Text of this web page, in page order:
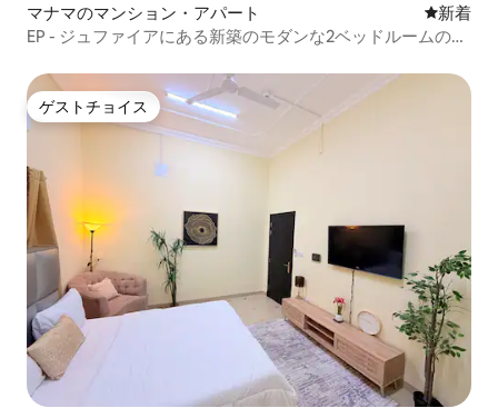
マナマのマンション・アパート 新しい宿
新着
EP - ジュファイアにある新築のモダンな2ベッドルームのマ
ゲストチョイス
ゲストチョイス